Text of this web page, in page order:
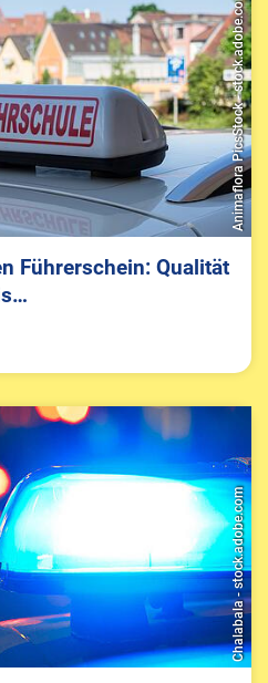
Animaflora PicsStock - stock.adobe.com
Führerschein: Qualität
Chalabala - stock.adobe.com